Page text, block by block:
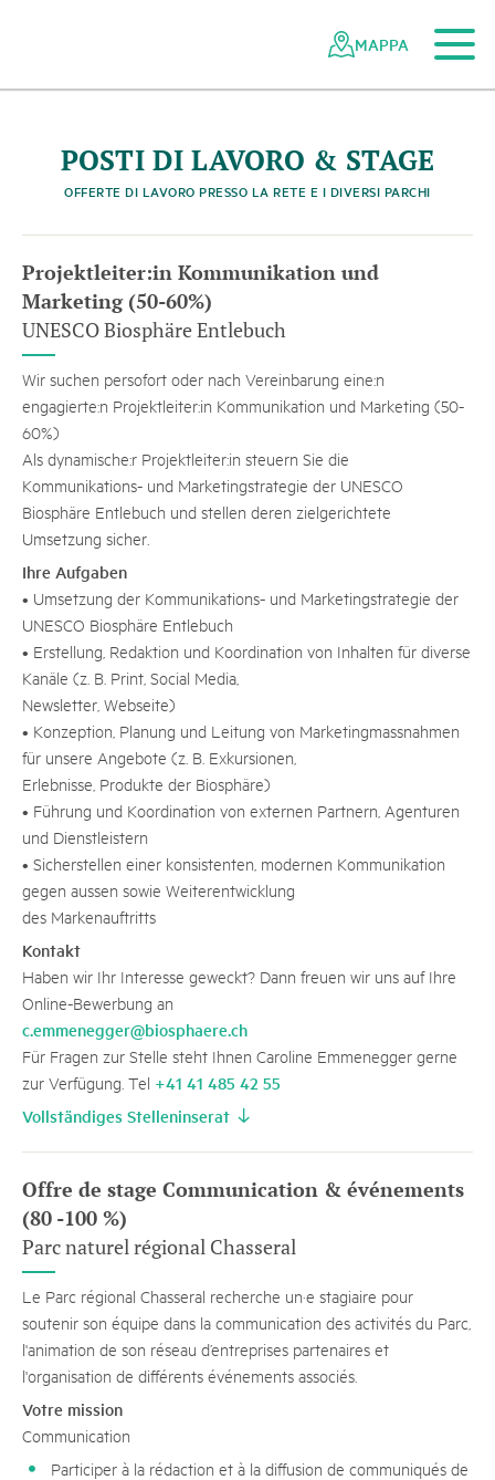
dei
MAPPA
P
a
r
c
o
n
a
t
u
r a
le
r
e
g
i
o n
ale
P
f
y
n
-
F
i
n
g
e s©
U
F
A
M
-
n
o
n
o
p
h
o
t
o
g
r
a
p
h
y
.
c
POSTI DI LAVORO & STAGE
OFFERTE DI LAVORO PRESSO LA RETE E I DIVERSI PARCHI
Projektleiter:in Kommunikation und
Marketing (50-60%)
UNESCO Biosphäre Entlebuch
Wir suchen persofort oder nach Vereinbarung eine:n
engagierte:n Projektleiter:in Kommunikation und Marketing (50-
60%)
Als dynamische:r Projektleiter:in steuern Sie die
Kommunikations- und Marketingstrategie der UNESCO
Biosphäre Entlebuch und stellen deren zielgerichtete
Umsetzung sicher.
Ihre Aufgaben
• Umsetzung der Kommunikations- und Marketingstrategie der
UNESCO Biosphäre Entlebuch
• Erstellung, Redaktion und Koordination von Inhalten für diverse
Kanäle (z. B. Print, Social Media,
Newsletter, Webseite)
• Konzeption, Planung und Leitung von Marketingmassnahmen
für unsere Angebote (z. B. Exkursionen,
Erlebnisse, Produkte der Biosphäre)
• Führung und Koordination von externen Partnern, Agenturen
und Dienstleistern
• Sicherstellen einer konsistenten, modernen Kommunikation
gegen aussen sowie Weiterentwicklung
des Markenauftritts
Kontakt
Haben wir Ihr Interesse geweckt? Dann freuen wir uns auf Ihre
Online-Bewerbung an
c.emmenegger@biosphaere.ch
Für Fragen zur Stelle steht Ihnen Caroline Emmenegger gerne
zur Verfügung. Tel +41 41 485 42 55
Vollständiges Stelleninserat
Offre de stage Communication & événements
(80 -100 %)
Parc naturel régional Chasseral
Le Parc régional Chasseral recherche un·e stagiaire pour
soutenir son équipe dans la communication des activités du Parc,
l'animation de son réseau d’entreprises partenaires et
l'organisation de différents événements associés.
Votre mission
Communication
Participer à la rédaction et à la diffusion de communiqués de